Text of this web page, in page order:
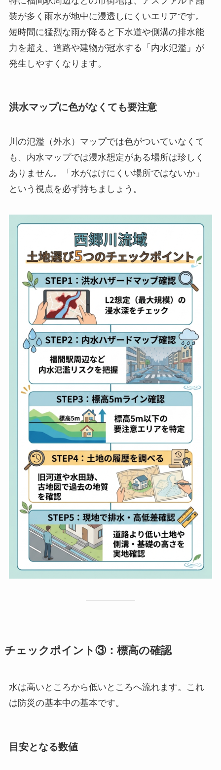
装が多く雨水が地中に浸透しにくいエリアです。
短時間に猛烈な雨が降ると下水道や側溝の排水能
力を超え、道路や建物が冠水する「内水氾濫」が
発生しやすくなります。
洪水マップに色がなくても要注意
川の氾濫（外水）マップでは色がついていなくて
も、内水マップでは浸水想定がある場所は珍しく
ありません。「水がはけにくい場所ではないか」
という視点を必ず持ちましょう。
チェックポイント③：標高の確認
水は高いところから低いところへ流れます。これ
は防災の基本中の基本です。
目安となる数値